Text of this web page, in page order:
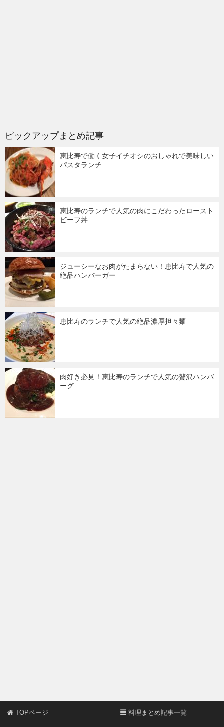
ピックアップまとめ記事
恵比寿で働く女子イチオシのおしゃれで美味しい
パスタランチ
恵比寿のランチで人気の肉にこだわったロースト
ビーフ丼
ジューシーなお肉がたまらない！恵比寿で人気の
絶品ハンバーガー
恵比寿のランチで人気の絶品濃厚担々麺
肉好き必見！恵比寿のランチで人気の贅沢ハンバ
ーグ
TOPページ 料理まとめ記事一覧